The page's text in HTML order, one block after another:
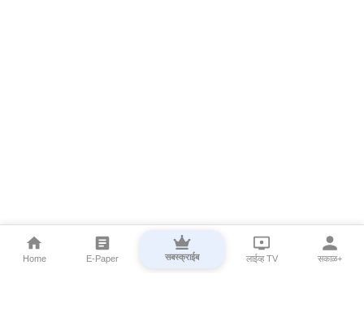
Home E-Paper सबस्क्राईब लाईव्ह TV सकाळ+